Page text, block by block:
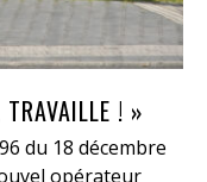
TRAVAILLE ! »
du 18 décembre
opérateur